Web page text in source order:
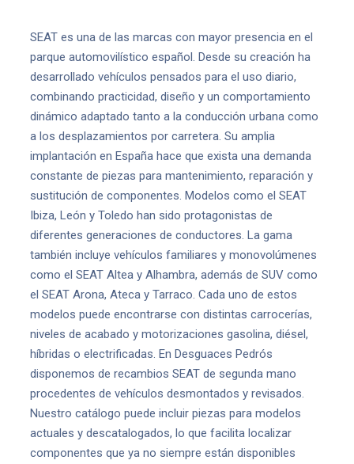
SEAT es una de las marcas con mayor presencia en el
parque automovilístico español. Desde su creación ha
desarrollado vehículos pensados para el uso diario,
combinando practicidad, diseño y un comportamiento
dinámico adaptado tanto a la conducción urbana como
a los desplazamientos por carretera. Su amplia
implantación en España hace que exista una demanda
constante de piezas para mantenimiento, reparación y
sustitución de componentes. Modelos como el SEAT
Ibiza, León y Toledo han sido protagonistas de
diferentes generaciones de conductores. La gama
también incluye vehículos familiares y monovolúmenes
como el SEAT Altea y Alhambra, además de SUV como
el SEAT Arona, Ateca y Tarraco. Cada uno de estos
modelos puede encontrarse con distintas carrocerías,
niveles de acabado y motorizaciones gasolina, diésel,
híbridas o electrificadas. En Desguaces Pedrós
disponemos de recambios SEAT de segunda mano
procedentes de vehículos desmontados y revisados.
Nuestro catálogo puede incluir piezas para modelos
actuales y descatalogados, lo que facilita localizar
componentes que ya no siempre están disponibles